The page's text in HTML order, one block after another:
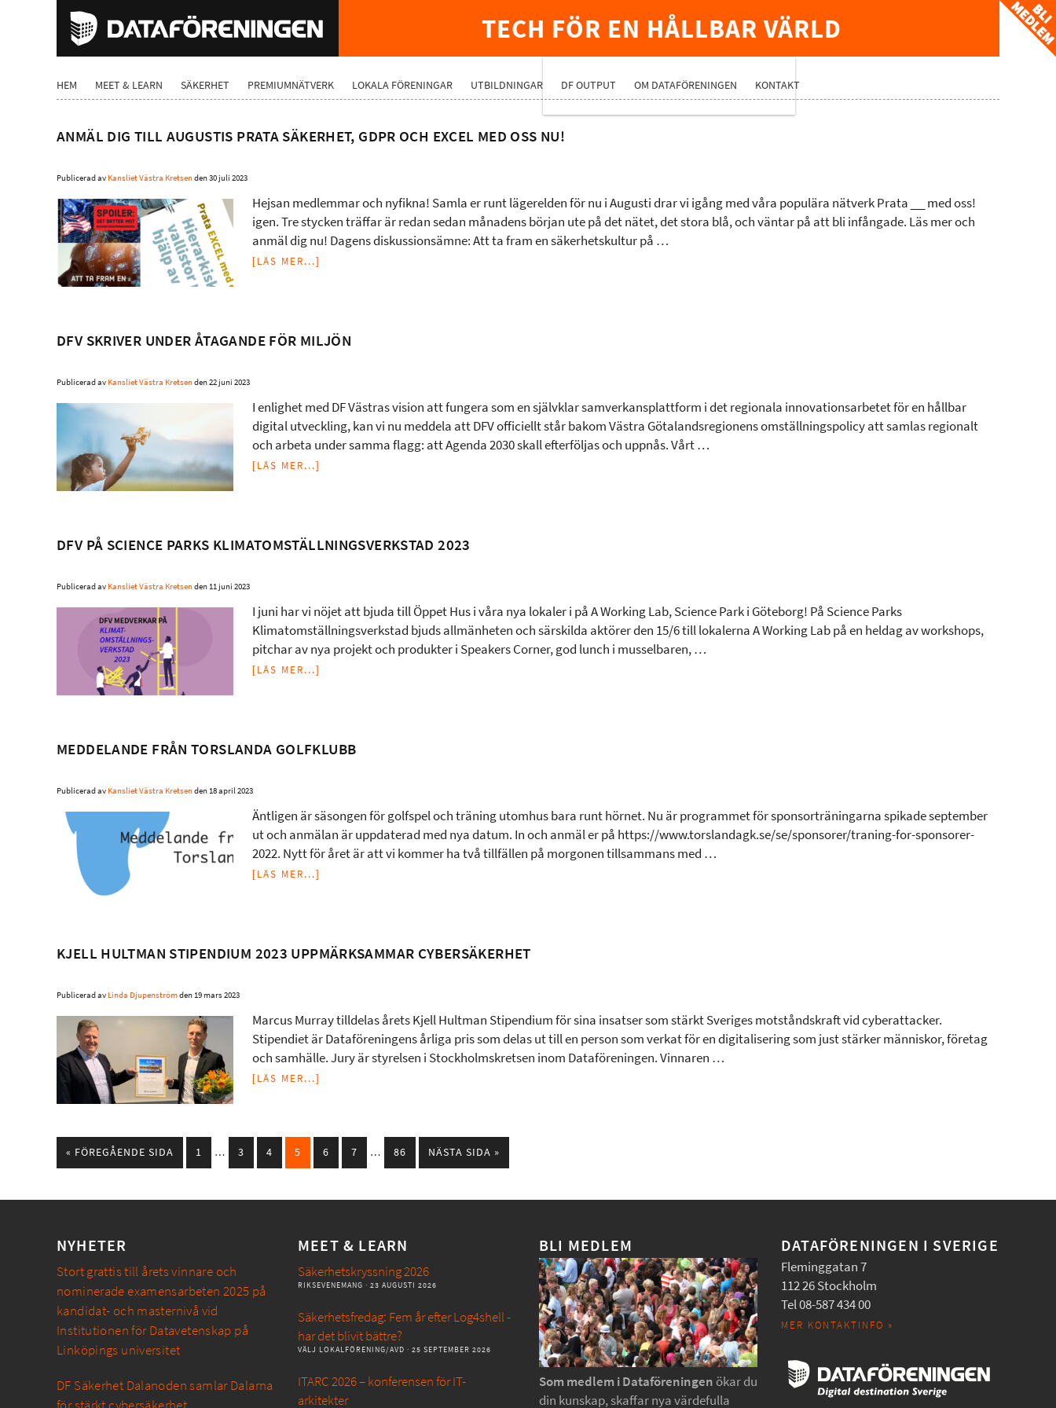
TECH FÖR EN HÅLLBAR VÄRLD
PREMIUMNÄTVERK
HEM MEET & LEARN SÄKERHET PREMIUMNÄTVERK LOKALA FÖRENINGAR UTBILDNINGAR DF OUTPUT OM DATAFÖRENINGEN KONTAKT
ANMÄL DIG TILL AUGUSTIS PRATA SÄKERHET, GDPR OCH EXCEL MED OSS NU!
Publicerad av Kansliet Västra Kretsenden30 juli 2023
Hejsan medlemmar och nyfikna! Samla er runt lägerelden för nu i Augusti drar vi igång med våra populära nätverk Prata __ med oss!
igen. Tre stycken träffar är redan sedan månadens början ute på det nätet, det stora blå, och väntar på att bli infångade. Läs mer och
anmäl dig nu! Dagens diskussionsämne: Att ta fram en säkerhetskultur på …
[LÄS MER...]
DFV SKRIVER UNDER ÅTAGANDE FÖR MILJÖN
Publicerad av Kansliet Västra Kretsenden22 juni 2023
I enlighet med DF Västras vision att fungera som en självklar samverkansplattform i det regionala innovationsarbetet för en hållbar
digital utveckling, kan vi nu meddela att DFV officiellt står bakom Västra Götalandsregionens omställningspolicy att samlas regionalt
och arbeta under samma flagg: att Agenda 2030 skall efterföljas och uppnås. Vårt …
[LÄS MER...]
DFV PÅ SCIENCE PARKS KLIMATOMSTÄLLNINGSVERKSTAD 2023
Publicerad av Kansliet Västra Kretsenden11 juni 2023
I juni har vi nöjet att bjuda till Öppet Hus i våra nya lokaler i på A Working Lab, Science Park i Göteborg! På Science Parks
Klimatomställningsverkstad bjuds allmänheten och särskilda aktörer den 15/6 till lokalerna A Working Lab på en heldag av workshops,
pitchar av nya projekt och produkter i Speakers Corner, god lunch i musselbaren, …
[LÄS MER...]
MEDDELANDE FRÅN TORSLANDA GOLFKLUBB
Publicerad av Kansliet Västra Kretsenden18 april 2023
Äntligen är säsongen för golfspel och träning utomhus bara runt hörnet. Nu är programmet för sponsorträningarna spikade september
ut och anmälan är uppdaterad med nya datum. In och anmäl er på https://www.torslandagk.se/se/sponsorer/traning-for-sponsorer-
2022. Nytt för året är att vi kommer ha två tillfällen på morgonen tillsammans med …
[LÄS MER...]
KJELL HULTMAN STIPENDIUM 2023 UPPMÄRKSAMMAR CYBERSÄKERHET
Publicerad av Linda Djupenströmden19 mars 2023
Marcus Murray tilldelas årets Kjell Hultman Stipendium för sina insatser som stärkt Sveriges motståndskraft vid cyberattacker.
Stipendiet är Dataföreningens årliga pris som delas ut till en person som verkat för en digitalisering som just stärker människor, företag
och samhälle. Jury är styrelsen i Stockholmskretsen inom Dataföreningen. Vinnaren …
[LÄS MER...]
« FÖREGÅENDE SIDA 1 … 3 4 5 6 7 … 86 NÄSTA SIDA »
NYHETER
Stort grattis till årets vinnare och
nominerade examensarbeten 2025 på
kandidat- och masternivå vid
Institutionen för Datavetenskap på
Linköpings universitet
DF Säkerhet Dalanoden samlar Dalarna
MEET & LEARN
Säkerhetskryssning 2026
RIKSEVENEMANG · 23 AUGUSTI 2026
Säkerhetsfredag: Fem år efter Log4shell -
har det blivit bättre?
VÄLJ LOKALFÖRENING/AVD · 25 SEPTEMBER 2026
ITARC 2026 – konferensen för IT-
arkitekter
BLI MEDLEM
Som medlem i Dataföreningen ökar du
din kunskap, skaffar nya värdefulla
DATAFÖRENINGEN I SVERIGE
Fleminggatan 7
112 26 Stockholm
Tel 08-587 434 00
MER KONTAKTINFO »